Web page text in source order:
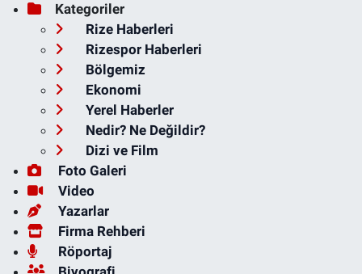
Kategoriler
Rize Haberleri
Rizespor Haberleri
Bölgemiz
Ekonomi
Yerel Haberler
Nedir? Ne Değildir?
Dizi ve Film
Foto Galeri
Video
Yazarlar
Firma Rehberi
Röportaj